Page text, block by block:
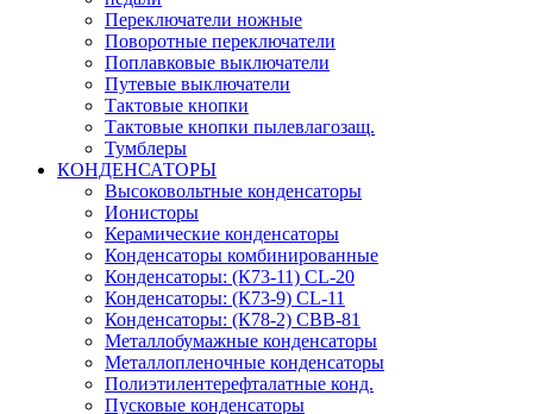
Переключатели ножные
Поворотные переключатели
Поплавковые выключатели
Путевые выключатели
Тактовые кнопки
Тактовые кнопки пылевлагозащ.
Тумблеры
КОНДЕНСАТОРЫ
Высоковольтные конденсаторы
Ионисторы
Керамические конденсаторы
Конденсаторы комбинированные
Конденсаторы: (К73-11) CL-20
Конденсаторы: (К73-9) CL-11
Конденсаторы: (К78-2) CBB-81
Металлобумажные конденсаторы
Металлопленочные конденсаторы
Полиэтилентерефталатные конд.
Пусковые конденсаторы